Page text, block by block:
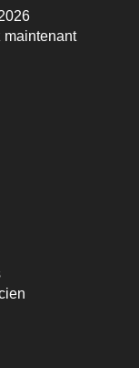
maintenant